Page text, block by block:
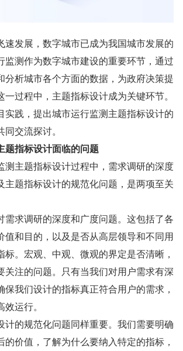
速发展，数字城市已成为我国城市发展的
监测作为数字城市建设的重要环节，通过
分析城市各个方面的数据，为政府决策提
过程中，主题指标设计成为关键环节。
实践，提出城市运行监测主题指标设计的
交流探讨。
题指标设计面临的问题
测主题指标设计过程中，需求调研的深度
主题指标设计的规范化问题，是两项至关
需求调研的深度和广度问题。这包括了各
值和目的，以及是否从高层领导和不同用
标。宏观、中观、微观的界定是否清晰，
关注的问题。只有当我们对用户需求有深
保我们设计的指标真正符合用户的需求，
运行。
计的规范化问题同样重要。我们需要明确
的价值，了解为什么要纳入特定的指标，